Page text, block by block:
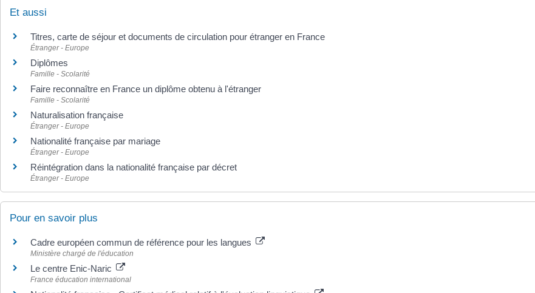
Et aussi
Titres, carte de séjour et documents de circulation pour étranger en France
Étranger - Europe
Diplômes
Famille - Scolarité
Faire reconnaître en France un diplôme obtenu à l'étranger
Famille - Scolarité
Naturalisation française
Étranger - Europe
Nationalité française par mariage
Étranger - Europe
Réintégration dans la nationalité française par décret
Étranger - Europe
Pour en savoir plus
Cadre européen commun de référence pour les langues
Ministère chargé de l'éducation
Le centre Enic-Naric
France éducation international